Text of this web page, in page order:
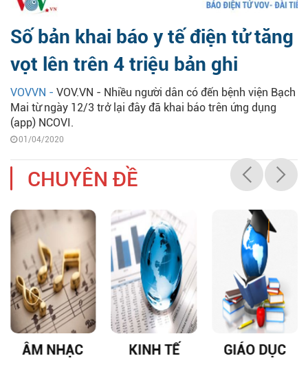
Số bản khai báo y tế điện tử tăng
vọt lên trên 4 triệu bản ghi
VOVVN - VOV.VN - Nhiều người dân có đến bệnh viện Bạch
Mai từ ngày 12/3 trở lại đây đã khai báo trên ứng dụng
(app) NCOVI.
01/04/2020
CHUYÊN ĐỀ
ÂM NHẠC KINH TẾ GIÁO DỤC